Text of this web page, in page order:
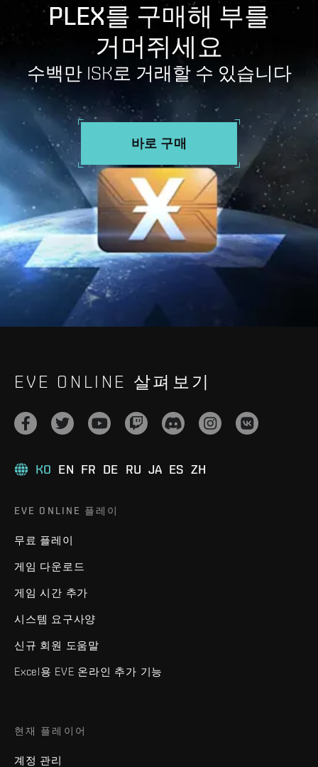
PLEX를 구매해 부를
거머쥐세요
수백만 ISK로 거래할 수 있습니다
바로 구매
EVE ONLINE 살펴보기
KO EN FR DE RU JA ES ZH
EVE ONLINE 플레이
무료 플레이
게임 다운로드
게임 시간 추가
시스템 요구사양
신규 회원 도움말
Excel용 EVE 온라인 추가 기능
현재 플레이어
계정 관리